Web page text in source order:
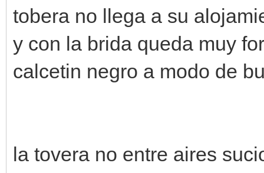
tobera no llega a su
y con la brida queda muy
calcetin negro a modo de
la tovera no entre aires